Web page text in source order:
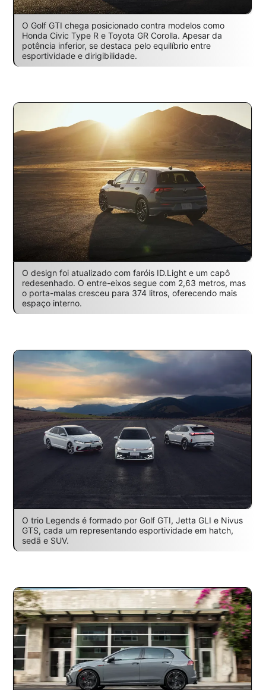
O Golf GTI chega posicionado contra modelos como
Honda Civic Type R e Toyota GR Corolla. Apesar da
potência inferior, se destaca pelo equilíbrio entre
esportividade e dirigibilidade.
O design foi atualizado com faróis ID.Light e um capô
redesenhado. O entre-eixos segue com 2,63 metros, mas
o porta-malas cresceu para 374 litros, oferecendo mais
espaço interno.
O trio Legends é formado por Golf GTI, Jetta GLI e Nivus
GTS, cada um representando esportividade em hatch,
sedã e SUV.